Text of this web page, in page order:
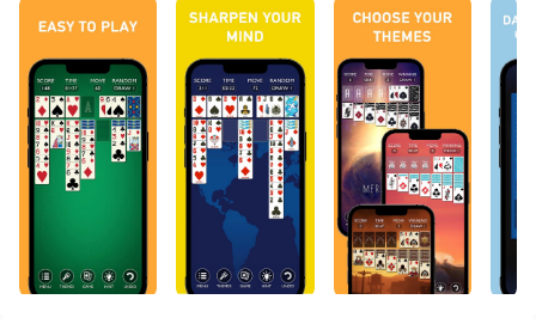
而文件互傳功能讓分享圖像、影片和文件也變得非常容易。
下載Solitaire Classic - Card Game並在PC上運行。享
受PC端的大螢幕和高畫質畫質吧!
Solitaire Classic - Little Pencil Studio 的紙牌遊戲是
一款令人上癮、具有挑戰性的經典紙牌遊戲。與蜘蛛紙牌、
紙牌、克朗代克紙牌、金字塔紙牌一樣，這款紙牌紙牌遊戲
是一款久經考驗的經典紙牌遊戲，深受全球數百萬玩家的喜